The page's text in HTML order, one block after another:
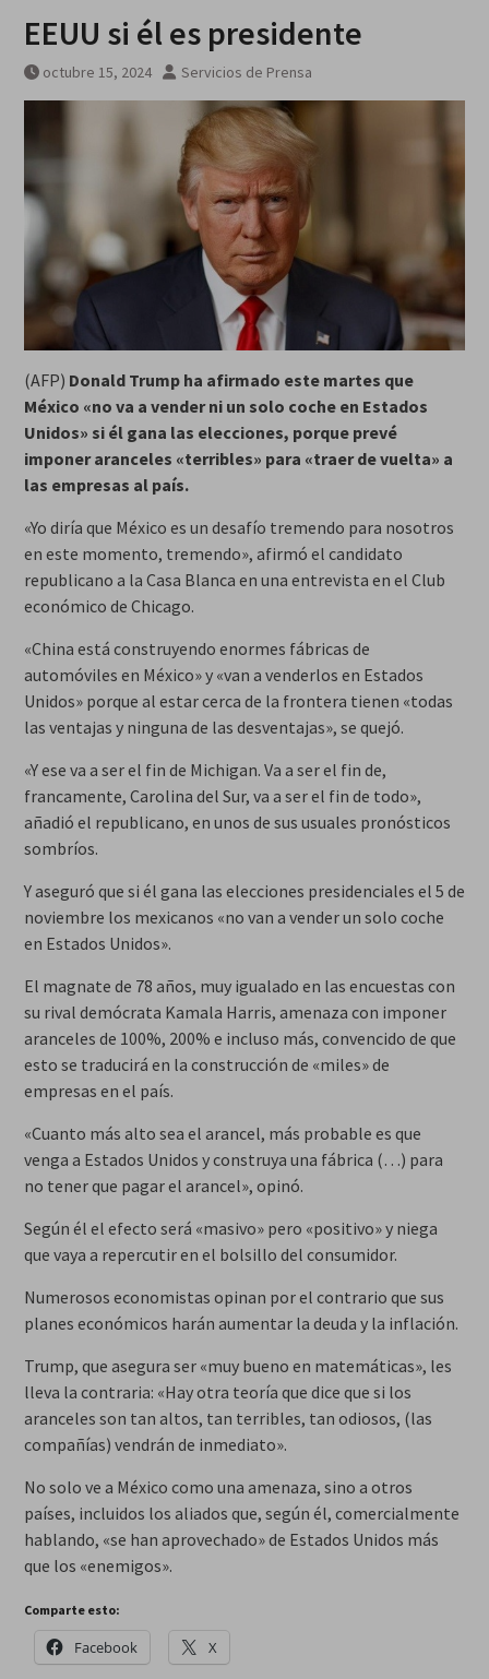
EEUU si él es presidente
octubre 15, 2024 Servicios de Prensa
(AFP) Donald Trump ha afirmado este martes que
México «no va a vender ni un solo coche en Estados
Unidos» si él gana las elecciones, porque prevé
imponer aranceles «terribles» para «traer de vuelta» a
las empresas al país.
«Yo diría que México es un desafío tremendo para nosotros
en este momento, tremendo», afirmó el candidato
republicano a la Casa Blanca en una entrevista en el Club
económico de Chicago.
«China está construyendo enormes fábricas de
automóviles en México» y «van a venderlos en Estados
Unidos» porque al estar cerca de la frontera tienen «todas
las ventajas y ninguna de las desventajas», se quejó.
«Y ese va a ser el fin de Michigan. Va a ser el fin de,
francamente, Carolina del Sur, va a ser el fin de todo»,
añadió el republicano, en unos de sus usuales pronósticos
sombríos.
Y aseguró que si él gana las elecciones presidenciales el 5 de
noviembre los mexicanos «no van a vender un solo coche
en Estados Unidos».
El magnate de 78 años, muy igualado en las encuestas con
su rival demócrata Kamala Harris, amenaza con imponer
aranceles de 100%, 200% e incluso más, convencido de que
esto se traducirá en la construcción de «miles» de
empresas en el país.
«Cuanto más alto sea el arancel, más probable es que
venga a Estados Unidos y construya una fábrica (…) para
no tener que pagar el arancel», opinó.
Según él el efecto será «masivo» pero «positivo» y niega
que vaya a repercutir en el bolsillo del consumidor.
Numerosos economistas opinan por el contrario que sus
planes económicos harán aumentar la deuda y la inflación.
Trump, que asegura ser «muy bueno en matemáticas», les
lleva la contraria: «Hay otra teoría que dice que si los
aranceles son tan altos, tan terribles, tan odiosos, (las
compañías) vendrán de inmediato».
No solo ve a México como una amenaza, sino a otros
países, incluidos los aliados que, según él, comercialmente
hablando, «se han aprovechado» de Estados Unidos más
que los «enemigos».
Comparte esto:
Facebook X